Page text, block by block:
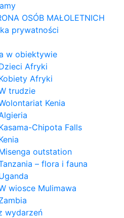
OSÓB MAŁOLETNICH
prywatności
w obiektywie
Afryki
Afryki
trudzie
Kenia
Chipota Falls
outstation
– flora i fauna
wiosce Mulimawa
wydarzeń